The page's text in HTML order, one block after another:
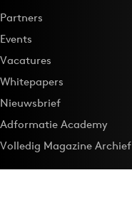
Partners
Events
Vacatures
Whitepapers
Nieuwsbrief
Adformatie Academy
Volledig Magazine Archief